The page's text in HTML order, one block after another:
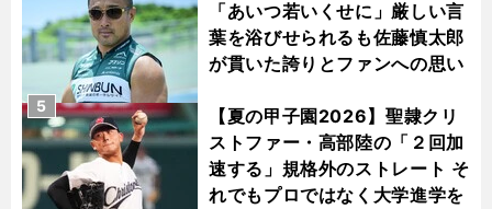
「あいつ若いくせに」厳しい言
葉を浴びせられるも佐藤慎太郎
が貫いた誇りとファンへの思い
【夏の甲子園2026】聖隷クリ
ストファー・高部陸の「２回加
速する」規格外のストレート そ
れでもプロではなく大学進学を
5